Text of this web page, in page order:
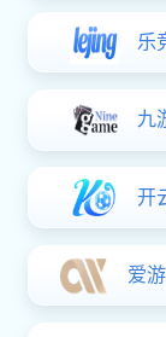
逻辑兼容输入
规格书下载